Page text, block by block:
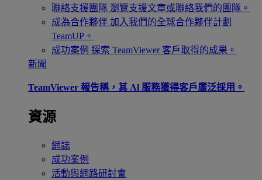
聯絡支援團隊 瀏覽支援文章或聯絡我們的團隊。
成為合作夥伴 加入我們的全球合作夥伴計劃
TeamUP。
成功案例 探索 TeamViewer 客戶取得的成果。
新聞
TeamViewer 報告稱，其 Al 服務獲得客戶廣泛採用。
資源
網誌
成功案例
活動與網路研討會